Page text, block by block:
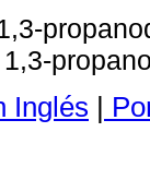
Inglés |